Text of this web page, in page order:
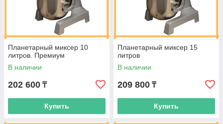
Планетарный миксер 10
литров. Премиум
В наличии
202 600 ₸
Купить
Планетарный миксер 15
литров
В наличии
209 800 ₸
Купить